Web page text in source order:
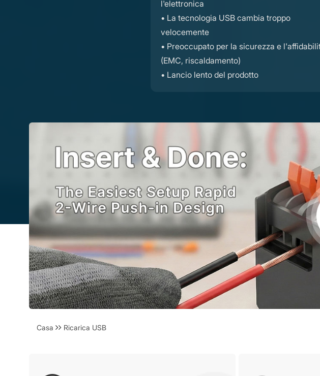
l'elettronica
• La tecnologia USB cambia troppo
velocemente
• Preoccupato per la sicurezza e
(EMC, riscaldamento)
• Lancio lento del prodotto
Casa Ricarica USB